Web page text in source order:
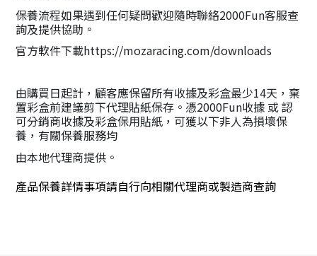
保養流程如果遇到任何疑問歡迎隨時聯絡2000Fun客服查
詢及提供協助。
官方軟件下載https://mozaracing.com/downloads
由購買日起計，顧客應保留所有收據及彩盒最少14天，棄
置彩盒前建議剪下代理貼紙保存。憑2000Fun收據 或 認
可分銷商收據及彩盒保用貼紙，可獲以下非人為損壞保
養，有關保養服務均
由本地代理商提供。
產品保養詳情事項請自行向相關代理商或製造商查詢